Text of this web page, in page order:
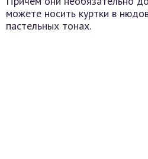
можете носить куртки в
пастельных тонах.